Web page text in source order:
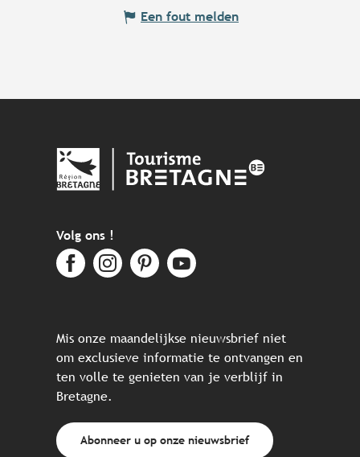
Een fout melden
Volg ons !
Mis onze maandelijkse nieuwsbrief niet
om exclusieve informatie te ontvangen en
ten volle te genieten van je verblijf in
Bretagne.
Abonneer u op onze nieuwsbrief